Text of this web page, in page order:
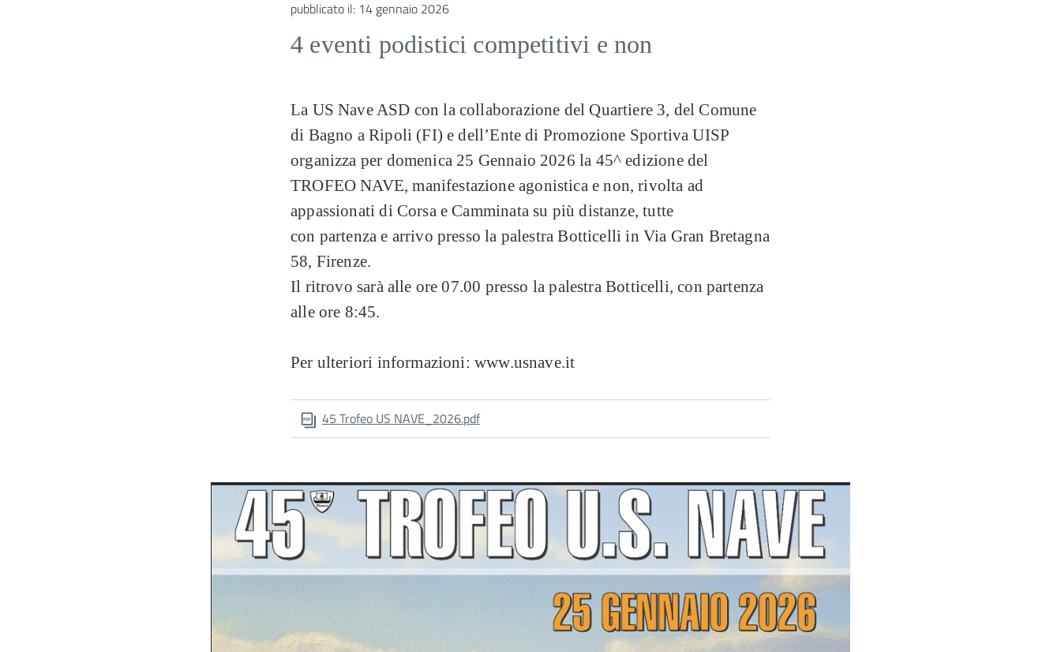
pubblicato il: 14 gennaio 2026
4 eventi podistici competitivi e non
La US Nave ASD con la collaborazione del Quartiere 3, del Comune
di Bagno a Ripoli (FI) e dell’Ente di Promozione Sportiva UISP
organizza per domenica 25 Gennaio 2026 la 45^ edizione del
TROFEO NAVE, manifestazione agonistica e non, rivolta ad
appassionati di Corsa e Camminata su più distanze, tutte
con partenza e arrivo presso la palestra Botticelli in Via Gran Bretagna
58, Firenze.
Il ritrovo sarà alle ore 07.00 presso la palestra Botticelli, con partenza
alle ore 8:45.
Per ulteriori informazioni: www.usnave.it
45 Trofeo US NAVE_2026.pdf